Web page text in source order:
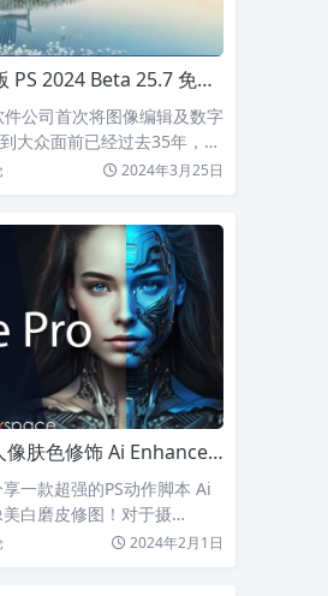
Beta 25.7 免安装版_附Neural Filters离线安装包
公司首次将图像编辑及数字
大众面前已经过去35年，…
2024年3月25日
饰 Ai Enhance Pro 动作_背景调色增强合集！
一款超强的PS动作脚本 Ai
白磨皮修图！对于摄…
2024年2月1日